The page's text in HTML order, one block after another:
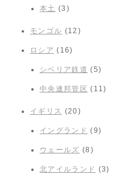
本土 (3)
モンゴル (12)
ロシア (16)
シベリア鉄道 (5)
中央連邦管区 (11)
イギリス (20)
イングランド (9)
ウェールズ (8)
北アイルランド (3)